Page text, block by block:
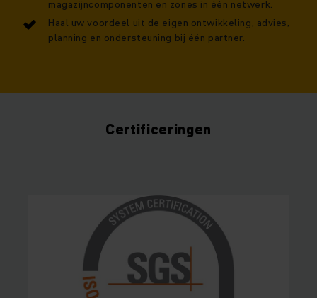
magazijncomponenten en zones in één netwerk.
Haal uw voordeel uit de eigen ontwikkeling, advies,
planning en ondersteuning bij één partner.
Certificeringen